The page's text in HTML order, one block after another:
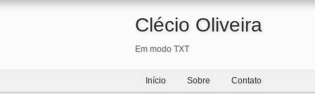
Clécio Oliveira
Em modo TXT
Início Sobre Contato